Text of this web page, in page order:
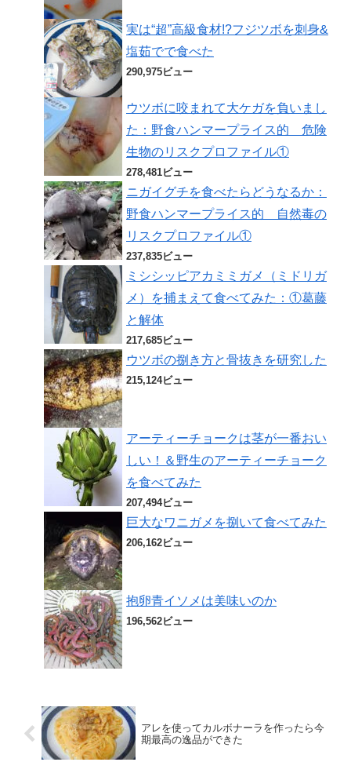
実は“超”高級食材!?フジツボを刺身&
塩茹でで食べた
290,975ビュー
ウツボに咬まれて大ケガを負いまし
た：野食ハンマープライス的 危険
生物のリスクプロファイル①
278,481ビュー
ニガイグチを食べたらどうなるか：
野食ハンマープライス的 自然毒の
リスクプロファイル①
237,835ビュー
ミシシッピアカミミガメ（ミドリガ
メ）を捕まえて食べてみた：①葛藤
と解体
217,685ビュー
ウツボの捌き方と骨抜きを研究した
215,124ビュー
アーティーチョークは茎が一番おい
しい！＆野生のアーティーチョーク
を食べてみた
207,494ビュー
巨大なワニガメを捌いて食べてみた
206,162ビュー
抱卵青イソメは美味いのか
196,562ビュー
アレを使ってカルボナーラを作ったら今
期最高の逸品ができた